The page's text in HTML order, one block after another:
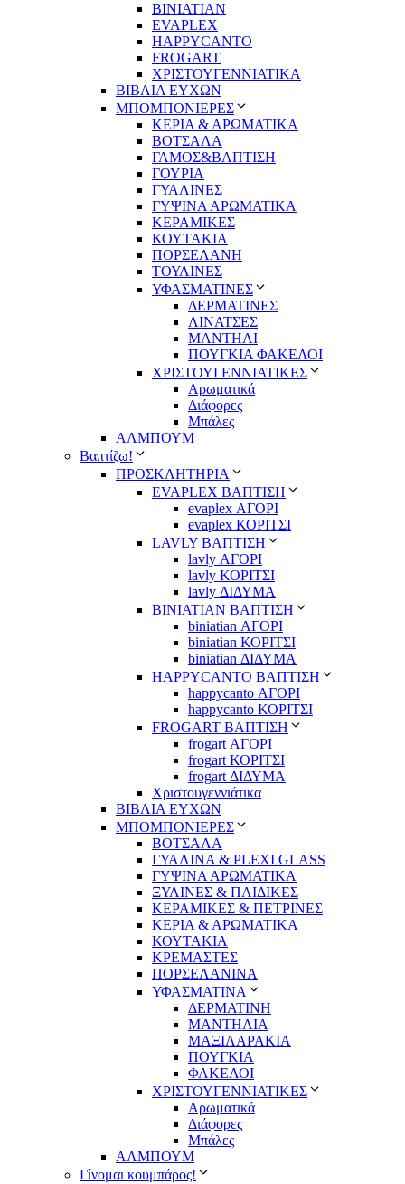
BINIATIAN
EVAPLEX
HAPPYCANTO
FROGART
ΧΡΙΣΤΟΥΓΕΝΝΙΑΤΙΚΑ
ΒΙΒΛΙΑ ΕΥΧΩΝ
ΜΠΟΜΠΟΝΙΕΡΕΣ
ΚΕΡΙΑ & ΑΡΩΜΑΤΙΚΑ
ΒΟΤΣΑΛΑ
ΓΑΜΟΣ&ΒΑΠΤΙΣΗ
ΓΟΥΡΙΑ
ΓΥΑΛΙΝΕΣ
ΓΥΨΙΝΑ ΑΡΩΜΑΤΙΚΑ
ΚΕΡΑΜΙΚΕΣ
ΚΟΥΤΑΚΙΑ
ΠΟΡΣΕΛΑΝΗ
ΤΟΥΛΙΝΕΣ
ΥΦΑΣΜΑΤΙΝΕΣ
ΔΕΡΜΑΤΙΝΕΣ
ΛΙΝΑΤΣΕΣ
ΜΑΝΤΗΛΙ
ΠΟΥΓΚΙΑ ΦΑΚΕΛΟΙ
ΧΡΙΣΤΟΥΓΕΝΝΙΑΤΙΚΕΣ
Αρωματικά
Διάφορες
Μπάλες
ΑΛΜΠΟΥΜ
Βαπτίζω!
ΠΡΟΣΚΛΗΤΗΡΙΑ
EVAPLEX ΒΑΠΤΙΣΗ
evaplex ΑΓΟΡΙ
evaplex ΚΟΡΙΤΣΙ
LAVLY ΒΑΠΤΙΣΗ
lavly ΑΓΟΡΙ
lavly ΚΟΡΙΤΣΙ
lavly ΔΙΔΥΜΑ
ΒΙΝΙΑΤΙΑΝ ΒΑΠΤΙΣΗ
biniatian ΑΓΟΡΙ
biniatian ΚΟΡΙΤΣΙ
biniatian ΔΙΔΥΜΑ
HAPPYCANTO ΒΑΠΤΙΣΗ
happycanto ΑΓΟΡΙ
happycanto ΚΟΡΙΤΣΙ
FROGART ΒΑΠΤΙΣΗ
frogart ΑΓΟΡΙ
frogart ΚΟΡΙΤΣΙ
frogart ΔΙΔΥΜΑ
Χριστουγεννιάτικα
ΒΙΒΛΙΑ ΕΥΧΩΝ
ΜΠΟΜΠΟΝΙΕΡΕΣ
ΒΟΤΣΑΛΑ
ΓΥΑΛΙΝΑ & PLEXI GLASS
ΓΥΨΙΝΑ ΑΡΩΜΑΤΙΚΑ
ΞΥΛΙΝΕΣ & ΠΑΙΔΙΚΕΣ
ΚΕΡΑΜΙΚΕΣ & ΠΕΤΡΙΝΕΣ
ΚΕΡΙΑ & ΑΡΩΜΑΤΙΚΑ
ΚΟΥΤΑΚΙΑ
ΚΡΕΜΑΣΤΕΣ
ΠΟΡΣΕΛΑΝΙΝΑ
ΥΦΑΣΜΑΤΙΝA
ΔΕΡΜΑΤΙΝΗ
ΜΑΝΤΗΛΙΑ
ΜΑΞΙΛΑΡΑΚΙΑ
ΠΟΥΓΚΙΑ
ΦΑΚΕΛΟΙ
ΧΡΙΣΤΟΥΓΕΝΝΙΑΤΙΚΕΣ
Αρωματικά
Διάφορες
Μπάλες
ΑΛΜΠΟΥΜ
Γίνομαι κουμπάρος!